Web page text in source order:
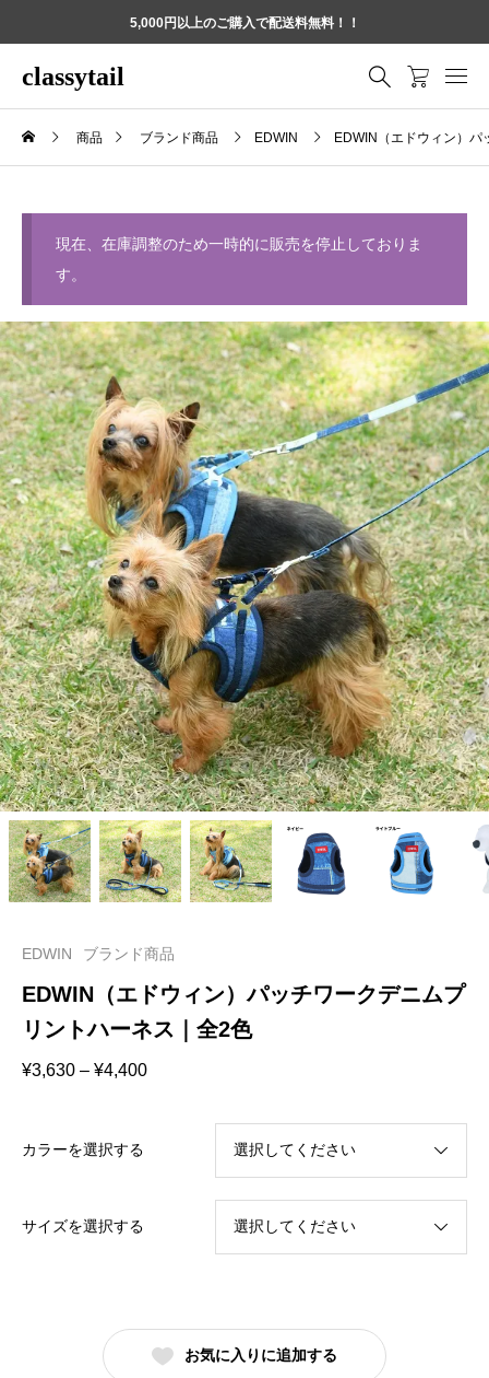
5,000円以上のご購入で配送料無料！！
classytail
商品 ブランド商品 EDWIN EDWIN（エドウィン）
現在、在庫調整のため一時的に販売を停止しておりま
す。
EDWIN ブランド商品
EDWIN（エドウィン）パッチワークデニムプ
リントハーネス｜全2色
¥3,630 – ¥4,400価
カラーを選択する
サイズを選択する
お気に入りに追加する